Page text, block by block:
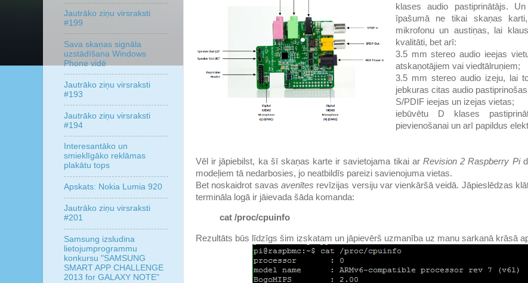
klases audio pastiprinātājs.
īpašumā ne tikai skaņas
mikrofonu un austiņas, lai
kvalitāti, bet arī:
3.5 mm stereo audio ieejas
atskaņotājiem vai viedtālruņiem;
3.5 mm stereo audio izeju, lai
jebkuras citas audio
S/PDIF ieejas un izejas vietas;
iebūvētu D klases
pievienošanai un arī papildus
Vēl ir jāpiebilst, ka šī skaņas karte ir savietojama tikai ar Revision 2 Raspberry Pi
modeļiem tā nedarbosies, jo neatbildīs pareizi savienojuma vietas.
Bet noskaidrot savas avenītes revīzijas versiju var vienkāršā veidā. Jāpieslēdzas
termināla logā ir jāievada šāda komanda:
cat /proc/cpuinfo
Rezultāts būs līdzīgs šim izskatam un jāpievērš uzmanība uz manu sarkanā krāsā
Jautrāko ziņu virsraksti
#199
Sava skaņas signāla
uzstādīšana Windows
Phone vidē
Jautrāko ziņu virsraksti
#193
Jautrāko ziņu virsraksti
#194
Interesantāko un
smieklīgāko reklāmas
plakātu tops
Apskats: Nokia Lumia 920
Jautrāko ziņu virsraksti
#201
Samsung izsludina
lietojumprogrammu
konkursu "SAMSUNG
SMART APP CHALLENGE
2013 for GALAXY NOTE"